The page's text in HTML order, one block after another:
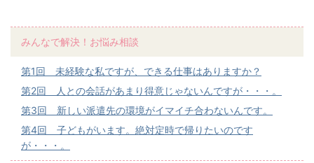
みんなで解決！お悩み相談
第1回 未経験な私ですが、できる仕事はありますか？
第2回 人との会話があまり得意じゃないんですが・・・。
第3回 新しい派遣先の環境がイマイチ合わないんです。
第4回 子どもがいます。絶対定時で帰りたいのです
が・・・。